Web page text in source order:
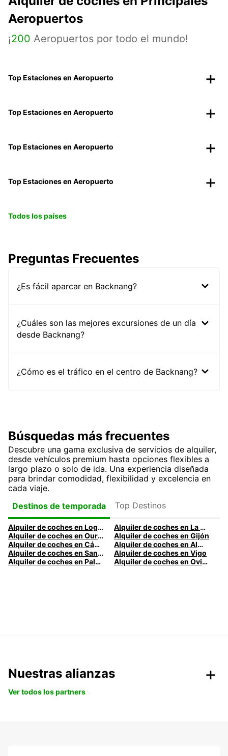
Aeropuertos
¡200 Aeropuertos por todo el mundo!
Top Estaciones en Aeropuerto
Top Estaciones en Aeropuerto
Top Estaciones en Aeropuerto
Top Estaciones en Aeropuerto
Todos los países
Preguntas Frecuentes
¿Es fácil aparcar en Backnang?
¿Cuáles son las mejores excursiones de un día
desde Backnang?
¿Cómo es el tráfico en el centro de Backnang?
Búsquedas más frecuentes
Descubre una gama exclusiva de servicios de alquiler,
desde vehículos premium hasta opciones flexibles a
largo plazo o solo de ida. Una experiencia diseñada
para brindar comodidad, flexibilidad y excelencia en
cada viaje.
Destinos de temporada
Top Destinos
Alquiler de coches en Logroño
Alquiler de coches en La Coruña
Alquiler de coches en Ourense
Alquiler de coches en Gijón
Alquiler de coches en Cádiz
Alquiler de coches en Almería
Alquiler de coches en Santander
Alquiler de coches en Vigo
Alquiler de coches en Palma
Alquiler de coches en Oviedo
Nuestras alianzas
Ver todos los partners